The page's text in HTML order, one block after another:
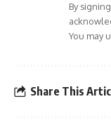
By
You may
Share This